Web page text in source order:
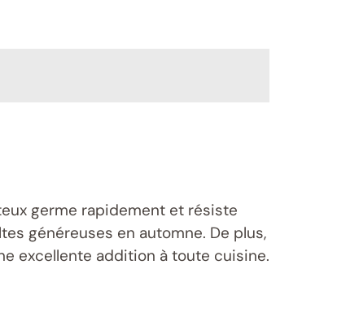
germe rapidement et résiste
généreuses en automne. De plus,
excellente addition à toute cuisine.